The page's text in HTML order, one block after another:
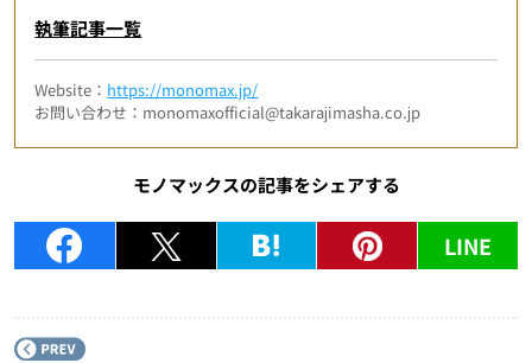
執筆記事一覧
Website： https://monomax.jp/
お問い合わせ：monomaxofficial@takarajimasha.co.jp
モノマックスの記事をシェアする
LINE